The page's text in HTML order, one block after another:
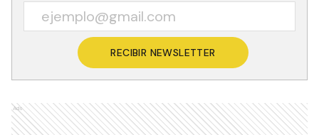
RECIBIR NEWSLETTER
Ads